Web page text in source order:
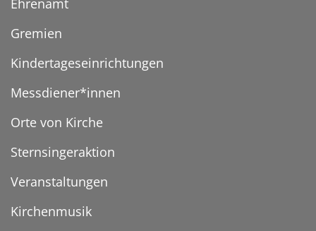
Gremien
Kindertageseinrichtungen
Messdiener*innen
Orte von Kirche
Sternsingeraktion
Veranstaltungen
Kirchenmusik